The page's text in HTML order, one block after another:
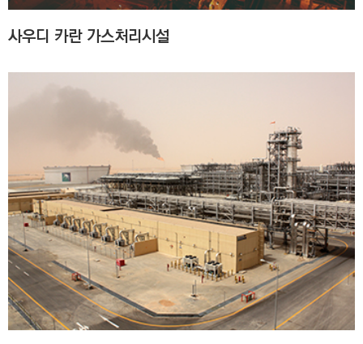
사우디 카란 가스처리시설